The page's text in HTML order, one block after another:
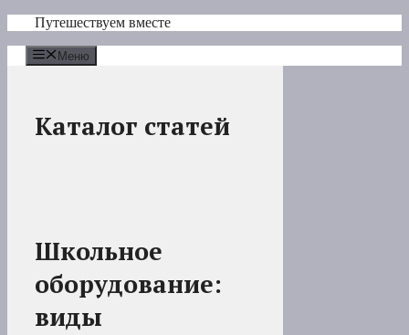
Перейти
содержимому
Путешествуем вместе
Меню
Каталог статей
Школьное
оборудование:
виды